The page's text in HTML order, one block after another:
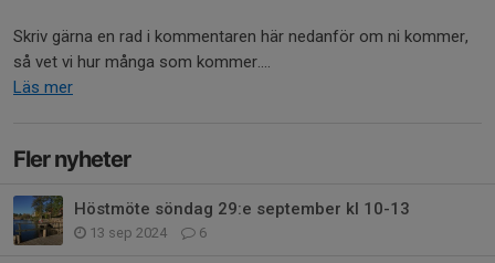
Skriv gärna en rad i kommentaren här nedanför om ni kommer,
så vet vi hur många som kommer....
Läs mer
Fler nyheter
Höstmöte söndag 29:e september kl 10-13
13 sep 2024 6